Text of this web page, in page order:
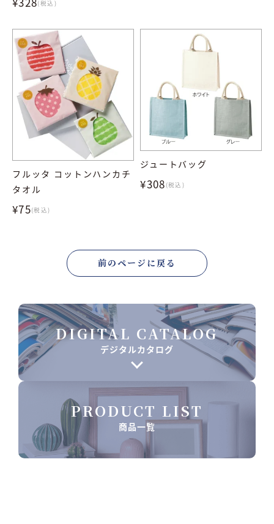
(税込)
フルッタ コットンハンカチ
タオル
¥75(税込)
ジュートバッグ
¥308 (税込)
前のページに戻る
DIGITAL CATALOG
デジタルカタログ
PRODUCT LIST
商品一覧